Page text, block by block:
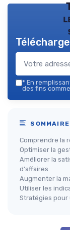
* En
des fins
SOMMAIRE
Comprendre la
Optimiser la
Améliorer la
d'affaires
Augmenter la
Utiliser les
Stratégies pour